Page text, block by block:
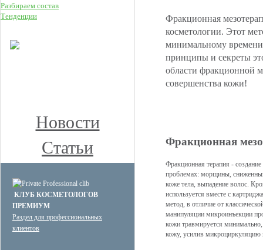
Разбираем состав
Тенденции
Новости
Статьи
КЛУБ КОСМЕТОЛОГОВ
ПРЕМИУМ
Раздел для профессиональных
клиентов
Фракционная
косметологии. Этот
минимальному
принципы и секреты
области фракционной
совершенства кожи!
Фракционная
Фракционная терапия -
проблемах: морщины,
коже тела, выпадение волос.
используется вместе с
метод, в отличие от
манипуляции микроинъекции
кожи травмируется
кожу, усилив микроциркуляцию